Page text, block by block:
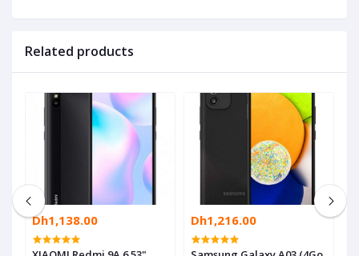
Related products
Dh1,138.00 Dh1,216.00